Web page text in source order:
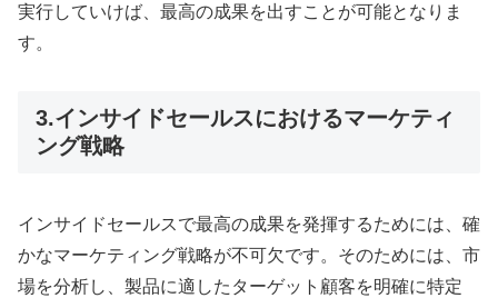
実行していけば、最高の成果を出すことが可能となりま
す。
3.インサイドセールスにおけるマーケティ
ング戦略
インサイドセールスで最高の成果を発揮するためには、確
かなマーケティング戦略が不可欠です。そのためには、市
場を分析し、製品に適したターゲット顧客を明確に特定